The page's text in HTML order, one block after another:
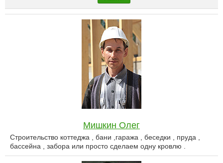
Мишкин Олег
Строительство коттеджа , бани ,гаража , беседки , пруда ,
бассейна , забора или просто сделаем одну кровлю .